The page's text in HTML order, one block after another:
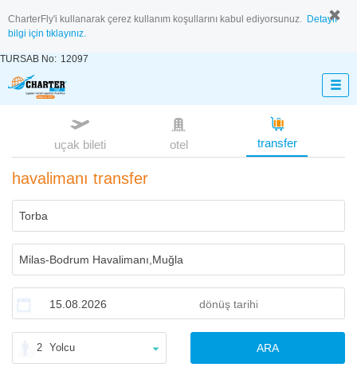
CharterFly'i kullanarak çerez kullanım koşullarını kabul ediyorsunuz. Detaylı
bilgi için tıklayınız.
TURSAB No: 12097
uçak bileti otel transfer
havalimanı transfer
2 Yolcu ARA